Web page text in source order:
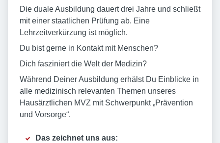
Die duale Ausbildung dauert drei Jahre und schließt
mit einer staatlichen Prüfung ab. Eine
Lehrzeitverkürzung ist möglich.
Du bist gerne in Kontakt mit Menschen?
Dich fasziniert die Welt der Medizin?
Während Deiner Ausbildung erhälst Du Einblicke in
alle medizinisch relevanten Themen unseres
Hausärztlichen MVZ mit Schwerpunkt „Prävention
und Vorsorge“.
Das zeichnet uns aus: